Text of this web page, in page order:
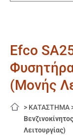
Efco
(Μονής
> ΚΑΤΑΣΤΗΜΑ
Λειτουργίας)